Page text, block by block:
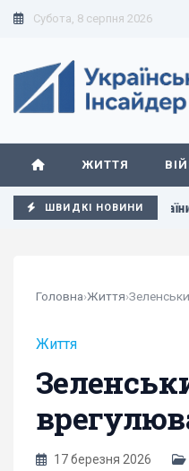
Субота, 8 серпня 2026
ЖИТТЯ
ШВИДКІ НОВИНИ
та України, - Bloomberg
Головна›Життя›
Життя
17 березня 2026